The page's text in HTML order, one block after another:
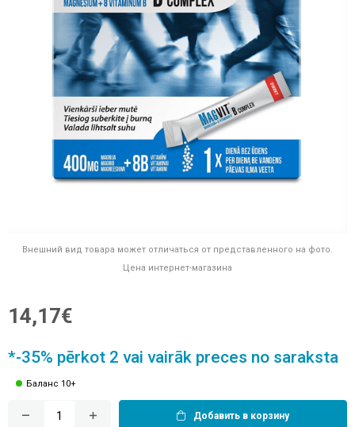
Внешний вид товара может отличаться от представленного на фото.
Цена интернет-магазина
14,17€
*-35% pērkot 2 vai vairāk preces no saraksta
Баланс 10+
Добавить в корзину